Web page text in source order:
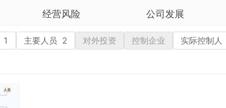
经营风险 公司发展
或有债务债权
融资历史
1 主要人员 2 对外投资 控制企业 实际控制人